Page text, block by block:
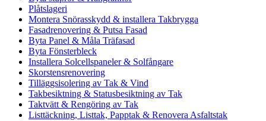
Plåtslageri
Montera Snörasskydd & installera Takbrygga
Fasadrenovering & Putsa Fasad
Byta Panel & Måla Träfasad
Byta Fönsterbleck
Installera Solcellspaneler & Solfångare
Skorstensrenovering
Tilläggsisolering av Tak & Vind
Takbesiktning & Statusbesiktning av Tak
Taktvätt & Rengöring av Tak
Listtäckning, Listtak, Papptak & Renovera Asfaltstak